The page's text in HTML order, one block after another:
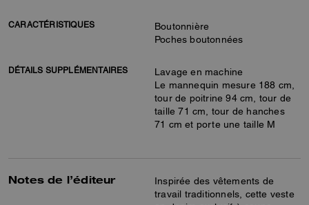
CARACTÉRISTIQUES
Boutonnière
Poches boutonnées
DÉTAILS SUPPLÉMENTAIRES
Lavage en machine
Le mannequin mesure 188 cm,
tour de poitrine 94 cm, tour de
taille 71 cm, tour de hanches
71 cm et porte une taille M
Notes de l’éditeur
Inspirée des vêtements de
travail traditionnels, cette veste